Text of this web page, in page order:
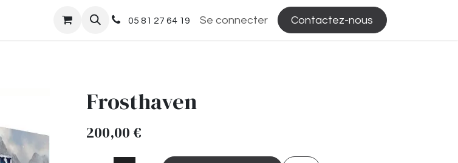
05 81 27 64 19 Se connecter Contactez-nous
Frosthaven
200,00€